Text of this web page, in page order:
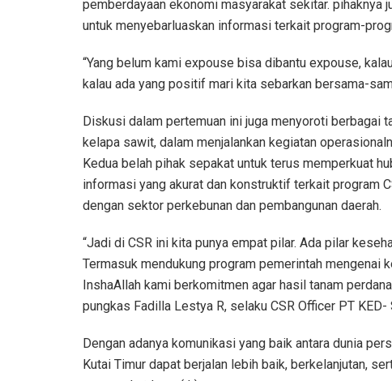
pemberdayaan ekonomi masyarakat sekitar. pihaknya
untuk menyebarluaskan informasi terkait program-
“Yang belum kami expouse bisa dibantu expouse,
kalau ada yang positif mari kita sebarkan bersama-
Diskusi dalam pertemuan ini juga menyoroti berbagai
kelapa sawit, dalam menjalankan kegiatan
Kedua belah pihak sepakat untuk terus memperkuat
informasi yang akurat dan konstruktif terkait program
dengan sektor perkebunan dan pembangunan daerah.
“Jadi di CSR ini kita punya empat pilar. Ada pilar
Termasuk mendukung program pemerintah mengenai
InshaAllah kami berkomitmen agar hasil tanam
pungkas Fadilla Lestya R, selaku CSR Officer PT KED-
Dengan adanya komunikasi yang baik antara dunia
Kutai Timur dapat berjalan lebih baik, berkelanjutan,